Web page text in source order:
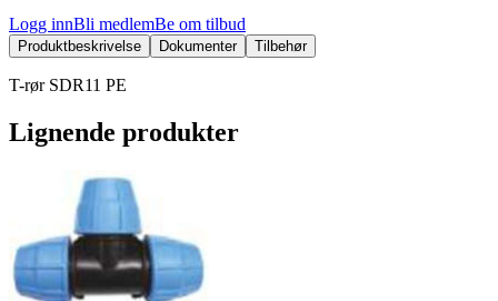
Logg innBli medlemBe om tilbud
Produktbeskrivelse Dokumenter Tilbehør
T-rør SDR11 PE
Lignende produkter